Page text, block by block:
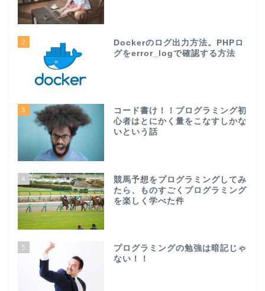
2
Dockerのログ出力方法。PHPロ
グをerror_logで確認する方法
3
コード書け！！プログラミング初
心者はとにかく量をこなすしかな
いという話
4
競馬予想をプログラミングしてみ
たら、ものすごくプログラミング
を楽しく学べた件
5
プログラミングの勉強は暗記じゃ
ない！！